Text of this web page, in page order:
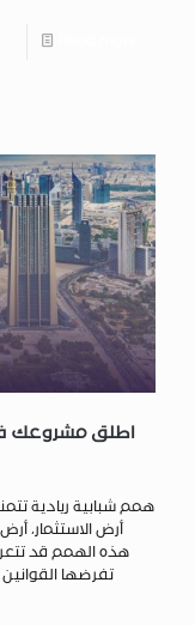
اطلق مشروعك
أرض الاستثمار،
هذه الهمم قد
تفرضها